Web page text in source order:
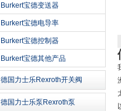
Burkert宝德变送器
Burkert宝德电导率
Burkert宝德控制器
Burkert宝德其他产品
德国力士乐Rexroth开关阀
德国力士乐泵Rexroth泵